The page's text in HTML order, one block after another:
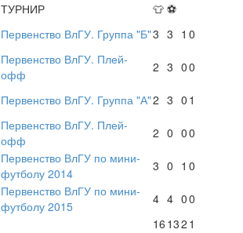
ТУРНИР 👕 ⚽
Первенство ВлГУ. Группа "Б"3 3 1 0
Первенство ВлГУ. Плей-
офф
2 3 00
Первенство ВлГУ. Группа "А"2 3 0 1
Первенство ВлГУ. Плей-
офф
2 0 00
Первенство ВлГУ по мини-
футболу 2014
3 0 1 0
Первенство ВлГУ по мини-
футболу 2015
4 4 00
16 132 1